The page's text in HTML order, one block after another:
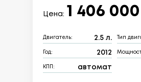
Цена: 1 406
Двигатель: 2.5 л. Тип
Год: 2012
КПП: автомат